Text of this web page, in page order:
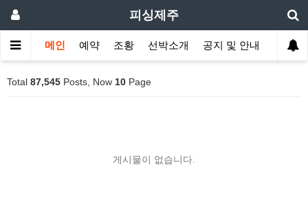
피싱제주
메인 예약 조황 선박소개 공지 및 안내
Total 87,545 Posts, Now 10 Page
게시물이 없습니다.